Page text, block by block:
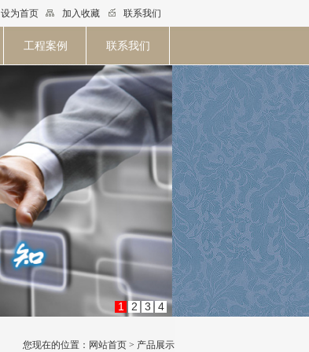
设为首页 加入收藏 联系我们
工程案例 联系我们
1 2 3 4
您现在的位置：网站首页 > 产品展示